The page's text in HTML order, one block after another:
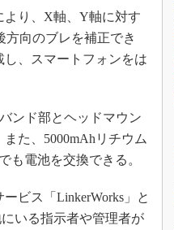
ー4.0
ン
ント
計・開発
ティ
より、X軸、Y軸に対す
向のブレを補正でき
、スマートフォンをは
ンド部とヘッドマウン
た、5000mAhリチウム
も電池を交換できる。
ビス「LinkerWorks」と
いる指示者や管理者が